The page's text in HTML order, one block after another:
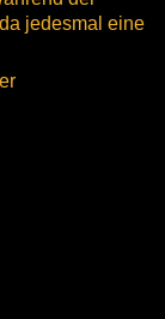
jedesmal eine